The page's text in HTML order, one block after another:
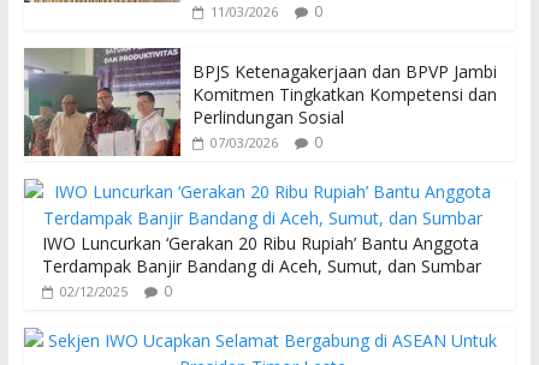
11/03/2026 0
BPJS Ketenagakerjaan dan BPVP Jambi
Komitmen Tingkatkan Kompetensi dan
Perlindungan Sosial
07/03/2026 0
IWO Luncurkan ‘Gerakan 20 Ribu Rupiah’ Bantu Anggota
Terdampak Banjir Bandang di Aceh, Sumut, dan Sumbar
02/12/2025 0